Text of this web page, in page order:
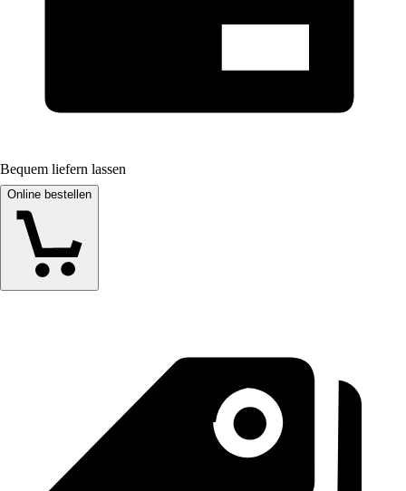
Bequem liefern lassen
Online bestellen